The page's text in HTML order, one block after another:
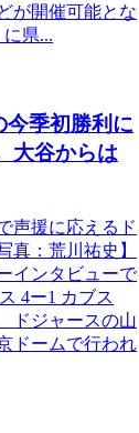
が開催可能とな
県...
今季初勝利に
大谷からは
声援に応えるド
真：荒川祐史】
インタビューで
4ー1 カブス
ドジャースの山
ドームで行われ